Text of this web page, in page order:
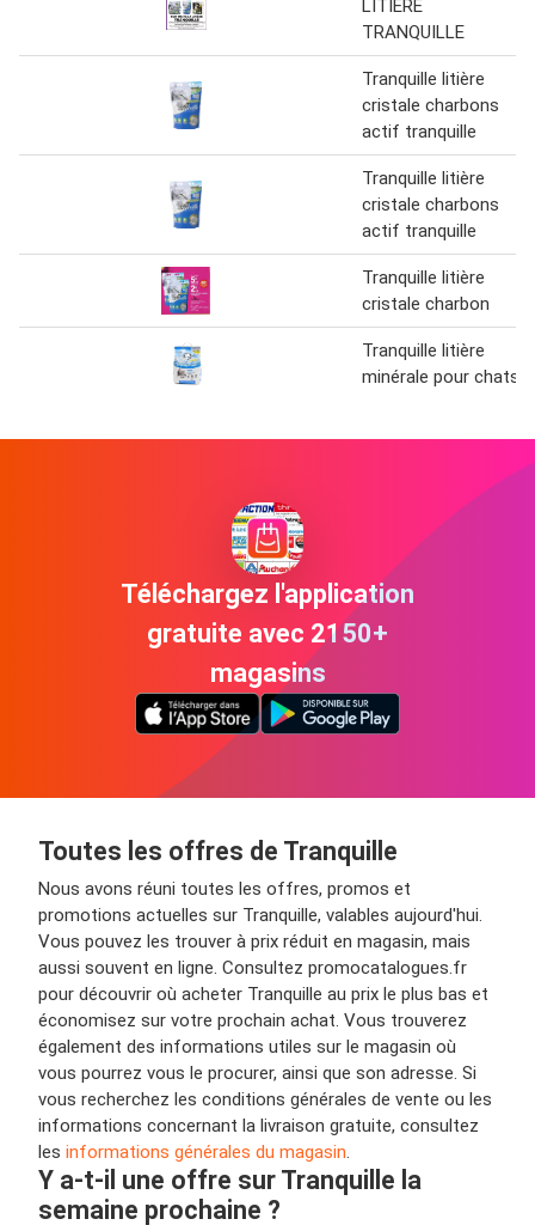
LITIÈRE
TRANQUILLE
Tranquille litière
cristale charbons
actif tranquille
Tranquille litière
cristale charbons
actif tranquille
Tranquille litière
cristale charbon
Tranquille litière
minérale pour chats
Téléchargez l'application
gratuite avec 2150+
magasins
Toutes les offres de Tranquille
Nous avons réuni toutes les offres, promos et
promotions actuelles sur Tranquille, valables aujourd'hui.
Vous pouvez les trouver à prix réduit en magasin, mais
aussi souvent en ligne. Consultez promocatalogues.fr
pour découvrir où acheter Tranquille au prix le plus bas et
économisez sur votre prochain achat. Vous trouverez
également des informations utiles sur le magasin où
vous pourrez vous le procurer, ainsi que son adresse. Si
vous recherchez les conditions générales de vente ou les
informations concernant la livraison gratuite, consultez
les informations générales du magasin.
Y a-t-il une offre sur Tranquille la
semaine prochaine ?